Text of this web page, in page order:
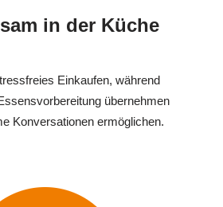
in der Küche
Einkaufen, während
übernehmen
Konversationen ermöglichen.